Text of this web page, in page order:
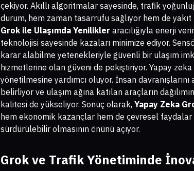
çekiyor. Akıllı algoritmalar sayesinde, trafik
durum, hem zaman tasarrufu sağlıyor hem de
Grok ile Ulaşımda Yenilikler aracılığıyla enerji
teknolojisi sayesinde kazaları minimize ediyor.
karar alabilme yetenekleriyle güvenli bir ulaşım
hizmetlerine olan güveni de pekiştiriyor. Yapay
yönetilmesine yardımcı oluyor. İnsan
belirliyor ve ulaşım ağına katılan araçların
kalitesi de yükseliyor. Sonuç olarak, Yapay Zeka
hem ekonomik kazançlar hem de çevresel
sürdürülebilir olmasının önünü açıyor.
Grok ve Trafik Yönetiminde